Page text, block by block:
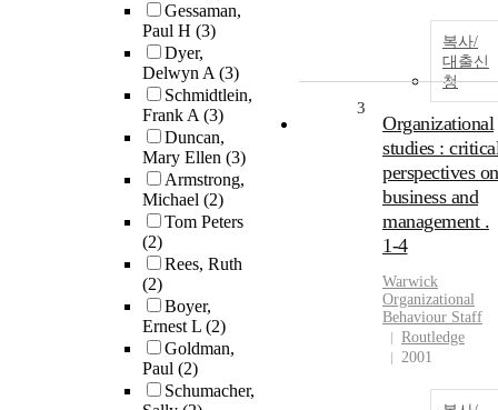
Gessaman,
Paul H (3)
Dyer,
Delwyn A(3)
Schmidtlein,
Frank A(3)
Duncan,
Mary Ellen (3)
Armstrong,
Michael (2)
Tom Peters
(2)
Rees, Ruth
(2)
Boyer,
Ernest L (2)
Goldman,
Paul (2)
Schumacher,
복사/
대출신
청
3
Organizational
studies :
perspectives on
business and
management .
1-4
Warwick
Organizational
Behaviour Staff
Routledge
2001